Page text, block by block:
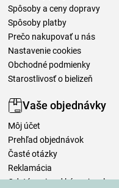
Spôsoby a ceny dopravy
Spôsoby platby
Prečo nakupovať u nás
Nastavenie cookies
Obchodné podmienky
Starostlivosť o bielizeň
Vaše objednávky
Môj účet
Prehľad objednávok
Časté otázky
Reklamácia
Odstúpenie od kúpnej zmluvy